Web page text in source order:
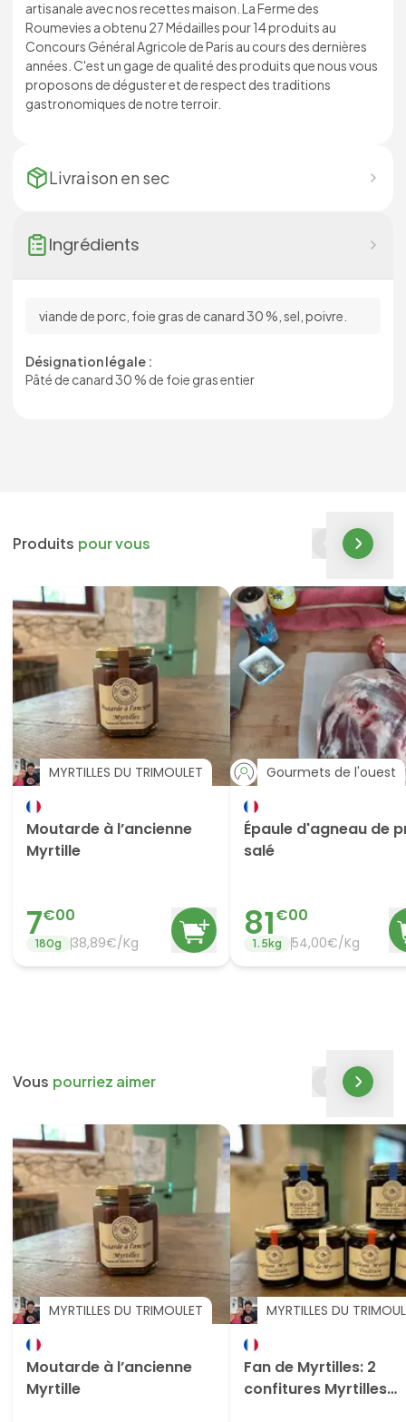
artisanale avec nos recettes maison. La Ferme des
Roumevies a obtenu 27 Médailles pour 14 produits au
Concours Général Agricole de Paris au cours des dernières
années. C'est un gage de qualité des produits que nous vous
proposons de déguster et de respect des traditions
gastronomiques de notre terroir.
Livraison en sec
Ingrédients
viande de porc, foie gras de canard 30 %, sel, poivre.
Désignation légale :
Pâté de canard 30 % de foie gras entier
Produits pour vous
MYRTILLES DU TRIMOULET
Moutarde à l’ancienne
Myrtille
7€00
180g 38,89€/Kg
Gourmets de l'ouest
Épaule d'agneau de
salé
81€00
1.5kg 54,00€/Kg
Vous pourriez aimer
MYRTILLES DU TRIMOULET
Moutarde à l’ancienne
Myrtille
MYRTILLES DU
Fan de Myrtilles: 2
confitures Myrtilles